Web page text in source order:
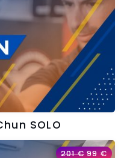
SOLO
201€ 99€